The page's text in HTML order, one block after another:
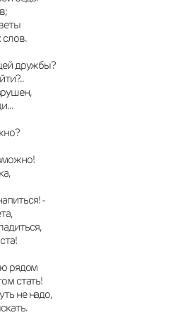
дружбы?
-
рядом
стать!
не надо,